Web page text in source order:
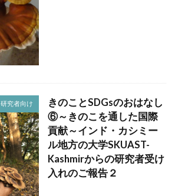
研究者向け
きのことSDGsのおはなし
⑥～きのこを通した国際
貢献～インド・カシミー
ル地方の大学SKUAST-
Kashmirからの研究者受け
入れのご報告２